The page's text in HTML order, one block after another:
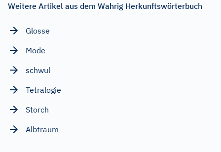
Weitere Artikel aus dem Wahrig Herkunftswörterbuch
Glosse
Mode
schwul
Tetralogie
Storch
Albtraum